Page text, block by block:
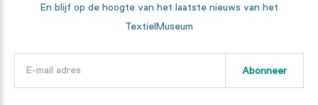
En blijf op de hoogte van het laatste nieuws van het
TextielMuseum
Abonneer